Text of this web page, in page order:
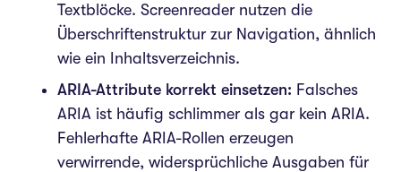
Textblöcke. Screenreader nutzen die
Überschriftenstruktur zur Navigation, ähnlich
wie ein Inhaltsverzeichnis.
ARIA-Attribute korrekt einsetzen: Falsches
ARIA ist häufig schlimmer als gar kein ARIA.
Fehlerhafte ARIA-Rollen erzeugen
verwirrende, widersprüchliche Ausgaben für